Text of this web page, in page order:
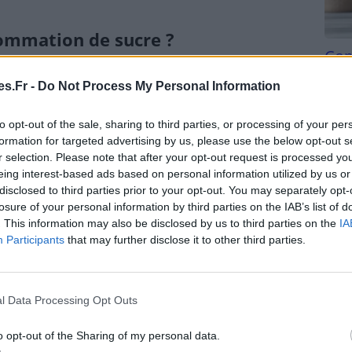
- Do Not Process My Personal Information
opt-out of the sale, sharing to third parties, or processing of your
for targeted advertising by us, please use the below opt-out
selection. Please note that after your opt-out request is processed
interest-based ads based on personal information utilized by us
to third parties prior to your opt-out. You may separately
of your personal information by third parties on the IAB’s list of
This information may also be disclosed by us to third parties on the
Participants that may further disclose it to other third parties.
Data Processing Opt Outs
opt-out of the Sharing of my personal data.
de sucre ?
santé
les ingrédients.
c’est sucré et bien meilleur pour la santé. Et
fraise ou d’une mangue.
sodas, jus de fruits et autres boissons sucrées
votre corps vous en remerciera.
votre propre nourriture, vous contrôlez les
bien plus savoureux !
et pratiquez des activités physiques.
de sucre ?
Tri
du